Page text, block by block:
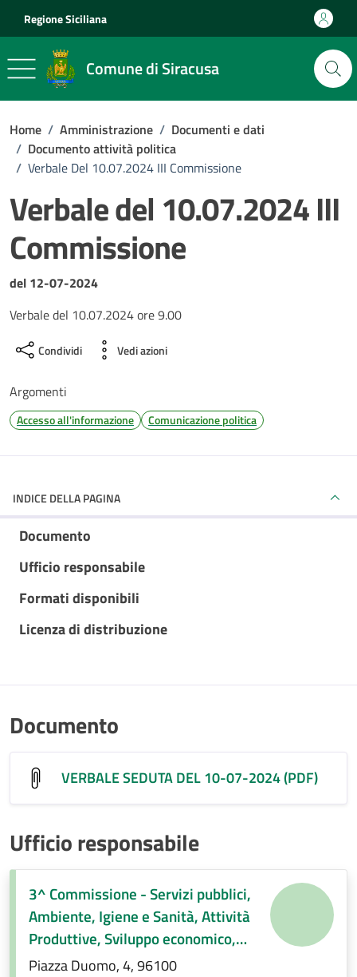
Regione Siciliana
Comune di Siracusa
Home / Amministrazione / Documenti e dati
/ Documento attività politica
/ Verbale Del 10.07.2024 III Commissione
Verbale del 10.07.2024 III
Commissione
Dettagli del documento
del 12-07-2024
Verbale del 10.07.2024 ore 9.00
Condividi Vedi azioni
Argomenti
Accesso all'informazione Comunicazione politica
INDICE DELLA PAGINA
Documento
Ufficio responsabile
Formati disponibili
Licenza di distribuzione
Documento
VERBALE SEDUTA DEL 10-07-2024 (PDF)
Ufficio responsabile
3^ Commissione - Servizi pubblici,
Ambiente, Igiene e Sanità, Attività
Produttive, Sviluppo economico,
Regolamenti di competenza.
Piazza Duomo, 4, 96100